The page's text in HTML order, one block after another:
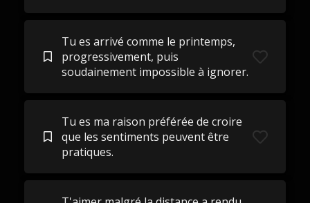
Tu es arrivé comme le printemps,
progressivement, puis
soudainement impossible à ignorer.
Tu es ma raison préférée de croire
que les sentiments peuvent être
pratiques.